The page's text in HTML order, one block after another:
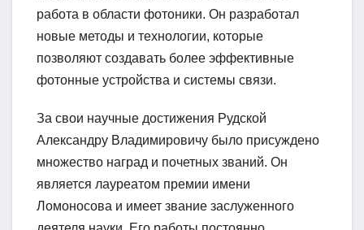
работа в области фотоники. Он разработал
новые методы и технологии, которые
позволяют создавать более эффективные
фотонные устройства и системы связи.
За свои научные достижения Рудской
Александру Владимировичу было присуждено
множество наград и почетных званий. Он
является лауреатом премии имени
Ломоносова и имеет звание заслуженного